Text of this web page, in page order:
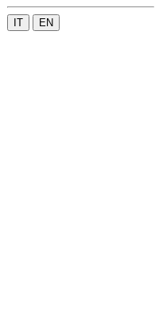
IT EN